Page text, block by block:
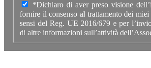
*Dichiaro di aver preso visione
fornire il consenso al trattamento dei
sensi del Reg. UE 2016/679 e per
di altre informazioni sull’attività